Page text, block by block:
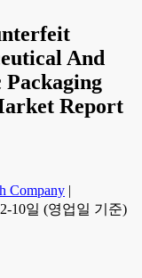
And
Packaging
Report
Company |
10일 (영업일 기준)